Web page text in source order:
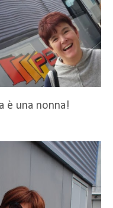
è una nonna!